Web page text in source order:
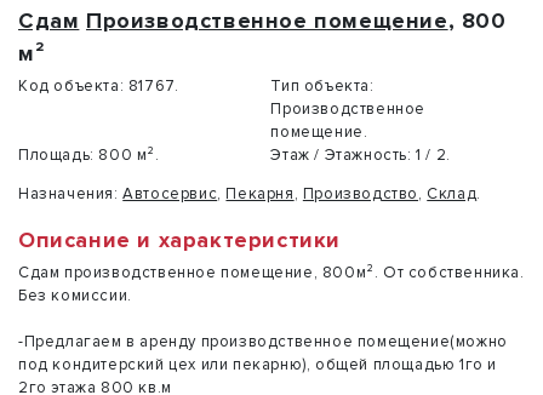
Сдам Производственное помещение, 800
м²
Код объекта: 81767.
Тип объекта:
Производственное
помещение.
Площадь: 800 м². Этаж / Этажность: 1 / 2.
Назначения: Автосервис, Пекарня, Производство, Склад.
Описание и характеристики
Сдам производственное помещение, 800м². От собственника.
Без комиссии.
-Предлагаем в аренду производственное помещение(можно
под кондитерский цех или пекарню), общей площадью 1го и
2го этажа 800 кв.м